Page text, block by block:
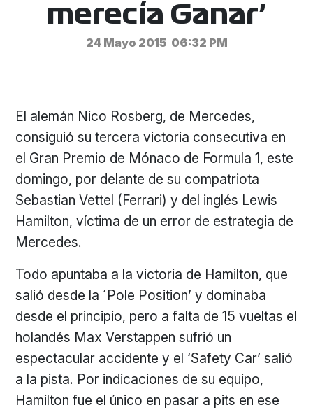
merecía Ganar’
24 Mayo 2015 06:32 PM
El alemán Nico Rosberg, de Mercedes,
consiguió su tercera victoria consecutiva en
el Gran Premio de Mónaco de Formula 1, este
domingo, por delante de su compatriota
Sebastian Vettel (Ferrari) y del inglés Lewis
Hamilton, víctima de un error de estrategia de
Mercedes.
Todo apuntaba a la victoria de Hamilton, que
salió desde la ´Pole Position’ y dominaba
desde el principio, pero a falta de 15 vueltas el
holandés Max Verstappen sufrió un
espectacular accidente y el ‘Safety Car’ salió
a la pista. Por indicaciones de su equipo,
Hamilton fue el único en pasar a pits en ese